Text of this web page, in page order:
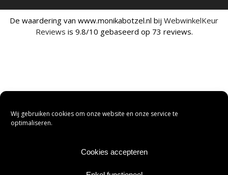
Wij gebruiken cookies om onze website en onze service te
optimaliseren.
Cookies accepteren
De waardering van www.monikabotzel.nl bij WebwinkelKeur
Reviews is 9.8/10 gebaseerd op 73 reviews.